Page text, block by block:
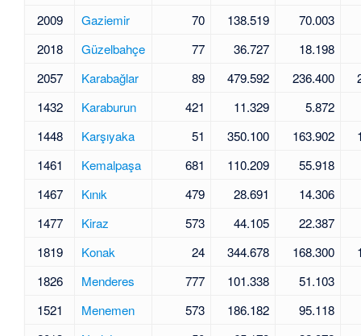
2009
Gaziemir 70 138.519
70.003
2018
Güzelbahçe 77 36.727
18.198
2057
Karabağlar 89 479.592 236.400
1432
Karaburun 421 11.329
5.872
1448
Karşıyaka 51 350.100 163.902
1461
Kemalpaşa 681 110.209
55.918
1467
Kınık 479 28.691
14.306
1477
Kiraz 573 44.105
22.387
1819
Konak 24 344.678 168.300
1826
Menderes 777 101.338
51.103
1521
Menemen 573 186.182
95.118